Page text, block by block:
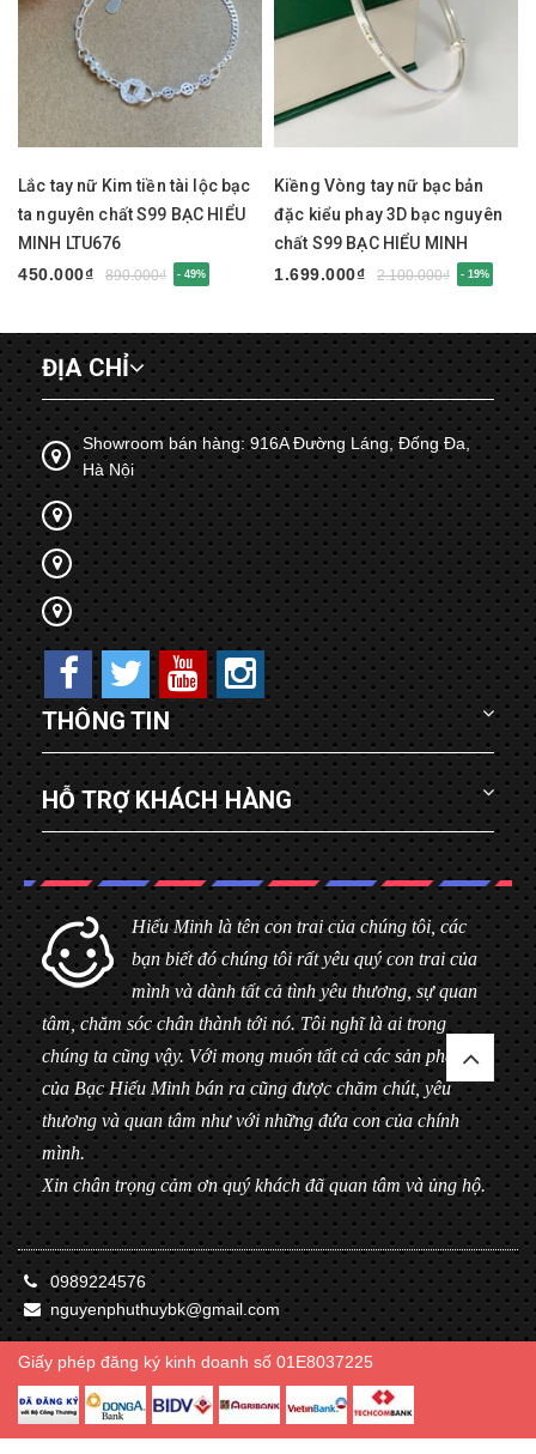
Lắc tay nữ Kim tiền tài lộc bạc
ta nguyên chất S99 BẠC HIỂU
MINH LTU676
450.000₫
890.000₫ - 49%
Kiềng Vòng tay nữ bạc bản
đặc kiểu phay 3D bạc nguyên
chất S99 BẠC HIỂU MINH
LTU675
1.699.000₫ 2.100.000₫ - 19%
ĐỊA CHỈ
Showroom bán hàng: 916A Đường Láng, Đống Đa,
Hà Nội
THÔNG TIN
HỖ TRỢ KHÁCH HÀNG
Hiểu Minh là tên con trai của chúng tôi, các
bạn biết đó chúng tôi rất yêu quý con trai của
mình và dành tất cả tình yêu thương, sự quan
tâm, chăm sóc chân thành tới nó. Tôi nghĩ là ai trong
chúng ta cũng vậy. Với mong muốn tất cả các sản phẩm
của Bạc Hiểu Minh bán ra cũng được chăm chút, yêu
thương và quan tâm như với những đứa con của chính
mình.
Xin chân trọng cảm ơn quý khách đã quan tâm và ủng hộ.
0989224576
nguyenphuthuybk@gmail.com
Giấy phép đăng ký kinh doanh số 01E8037225